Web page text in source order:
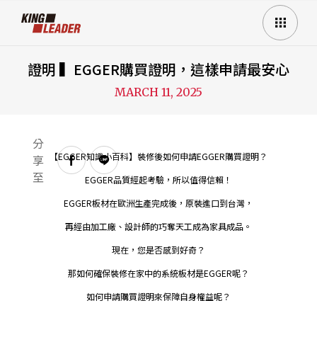
證明 ▍EGGER購買證明，這樣申請最安心
MARCH 11, 2025
分
享
至
【EGGER知識小百科】裝修後如何申請EGGER購買證明？
EGGER品質經起考驗，所以值得信賴！
EGGER板材在歐洲生產完成後，原裝進口到台灣，
再經由加工廠、設計師的巧奪天工成為家具成品。
現在，您是否感到好奇？
那如何確保裝修在家中的系統板材是EGGER呢？
如何申請購買證明來保障自身權益呢？